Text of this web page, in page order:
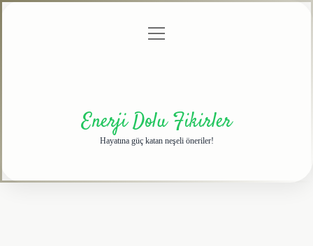
menüyü
Enerji Dolu Fikirler
Hayatına güç katan neşeli öneriler!